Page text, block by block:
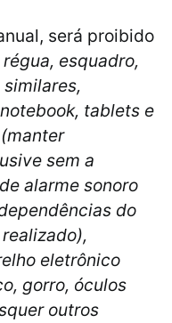
será proibido
régua, esquadro,
tablets e
sem a
alarme sonoro
do
eletrônico
gorro, óculos
outros